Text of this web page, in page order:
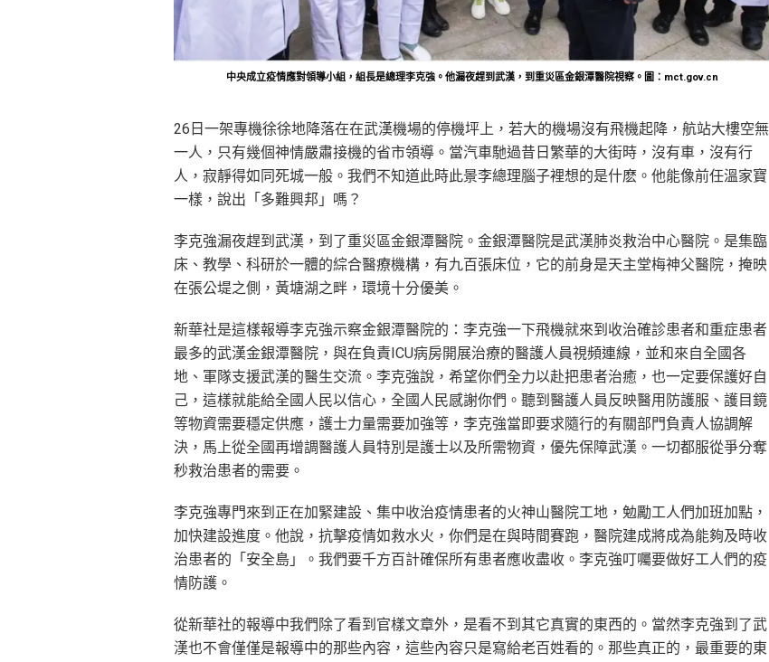
中央成立疫情應對領導小組，組長是總理李克強。他漏夜趕到武漢，到重災區金銀潭醫院視察。圖：mct.gov.cn
26日一架專機徐徐地降落在在武漢機場的停機坪上，若大的機場沒有飛機起降，航站大樓空無
一人，只有幾個神情嚴肅接機的省市領導。當汽車馳過昔日繁華的大街時，沒有車，沒有行
人，寂靜得如同死城一般。我們不知道此時此景李總理腦子裡想的是什麽。他能像前任溫家寶
一樣，說出「多難興邦」嗎？
李克強漏夜趕到武漢，到了重災區金銀潭醫院。金銀潭醫院是武漢肺炎救治中心醫院。是集臨
床、教學、科研於一體的綜合醫療機構，有九百張床位，它的前身是天主堂梅神父醫院，掩映
在張公堤之側，黃塘湖之畔，環境十分優美。
新華社是這樣報導李克強示察金銀潭醫院的：李克強一下飛機就來到收治確診患者和重症患者
最多的武漢金銀潭醫院，與在負責ICU病房開展治療的醫護人員視頻連線，並和來自全國各
地、軍隊支援武漢的醫生交流。李克強說，希望你們全力以赴把患者治癒，也一定要保護好自
己，這樣就能給全國人民以信心，全國人民感謝你們。聽到醫護人員反映醫用防護服、護目鏡
等物資需要穩定供應，護士力量需要加強等，李克強當即要求隨行的有關部門負責人協調解
決，馬上從全國再增調醫護人員特別是護士以及所需物資，優先保障武漢。一切都服從爭分奪
秒救治患者的需要。
李克強專門來到正在加緊建設、集中收治疫情患者的火神山醫院工地，勉勵工人們加班加點，
加快建設進度。他說，抗擊疫情如救水火，你們是在與時間賽跑，醫院建成將成為能夠及時收
治患者的「安全島」。我們要千方百計確保所有患者應收盡收。李克強叮囑要做好工人們的疫
情防護。
從新華社的報導中我們除了看到官樣文章外，是看不到其它真實的東西的。當然李克強到了武
漢也不會僅僅是報導中的那些內容，這些內容只是寫給老百姓看的。那些真正的，最重要的東